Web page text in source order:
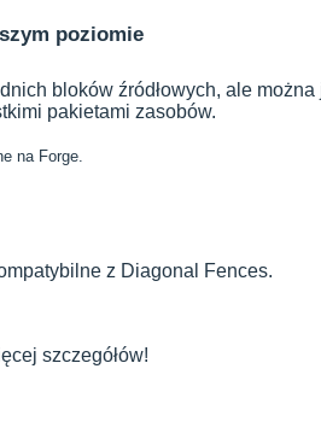
poziomie
bloków źródłowych, ale
pakietami zasobów.
na Forge.
z Diagonal Fences.
szczegółów!